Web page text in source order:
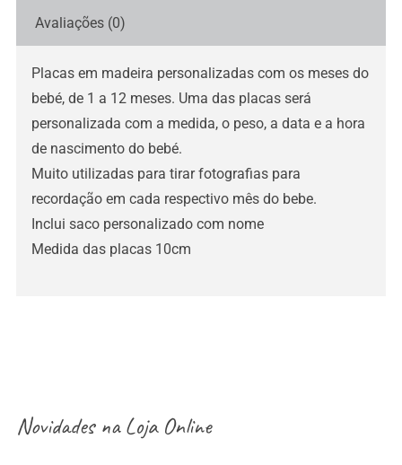
Avaliações (0)
Placas em madeira personalizadas com os meses do
bebé, de 1 a 12 meses. Uma das placas será
personalizada com a medida, o peso, a data e a hora
de nascimento do bebé.
Muito utilizadas para tirar fotografias para
recordação em cada respectivo mês do bebe.
Inclui saco personalizado com nome
Medida das placas 10cm
Novidades naLoja Online